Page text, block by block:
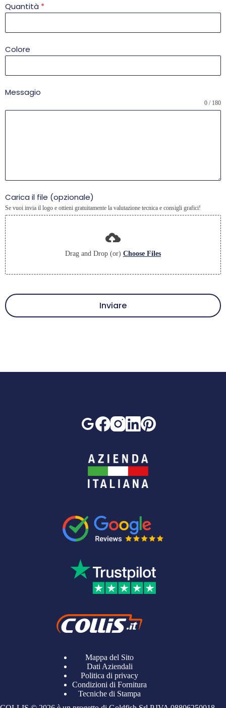
Quantità *
Colore
Messagio
0 / 180
Carica il file (opzionale)
Se vuoi invia il logo e ottieni gratuitamente la valutazione tecnica e consigli grafici!
Drag and Drop (or) Choose Files
Inviare
Mappa del Sito
Dati Aziendali
Politica di privacy
Condizioni di Fornitura
Tecniche di Stampa